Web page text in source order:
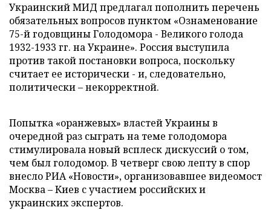
Украинский МИД предлагал пополнить перечень
обязательных вопросов пунктом «Ознаменование
75-й годовщины Голодомора - Великого голода
1932-1933 гг. на Украине». Россия выступила
против такой постановки вопроса, поскольку
считает ее исторически - и, следовательно,
политически – некорректной.
Попытка «оранжевых» властей Украины в
очередной раз сыграть на теме голодомора
стимулировала новый всплеск дискуссий о том,
чем был голодомор. В четверг свою лепту в спор
внесло РИА «Новости», организовавшее видеомост
Москва – Киев с участием российских и
украинских экспертов.